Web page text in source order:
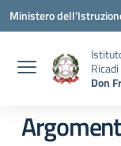
Vai ai contenuti
Vai al menu di
Vai al footer
Ministero
Ricadi
Don